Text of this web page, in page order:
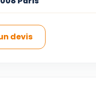
devis